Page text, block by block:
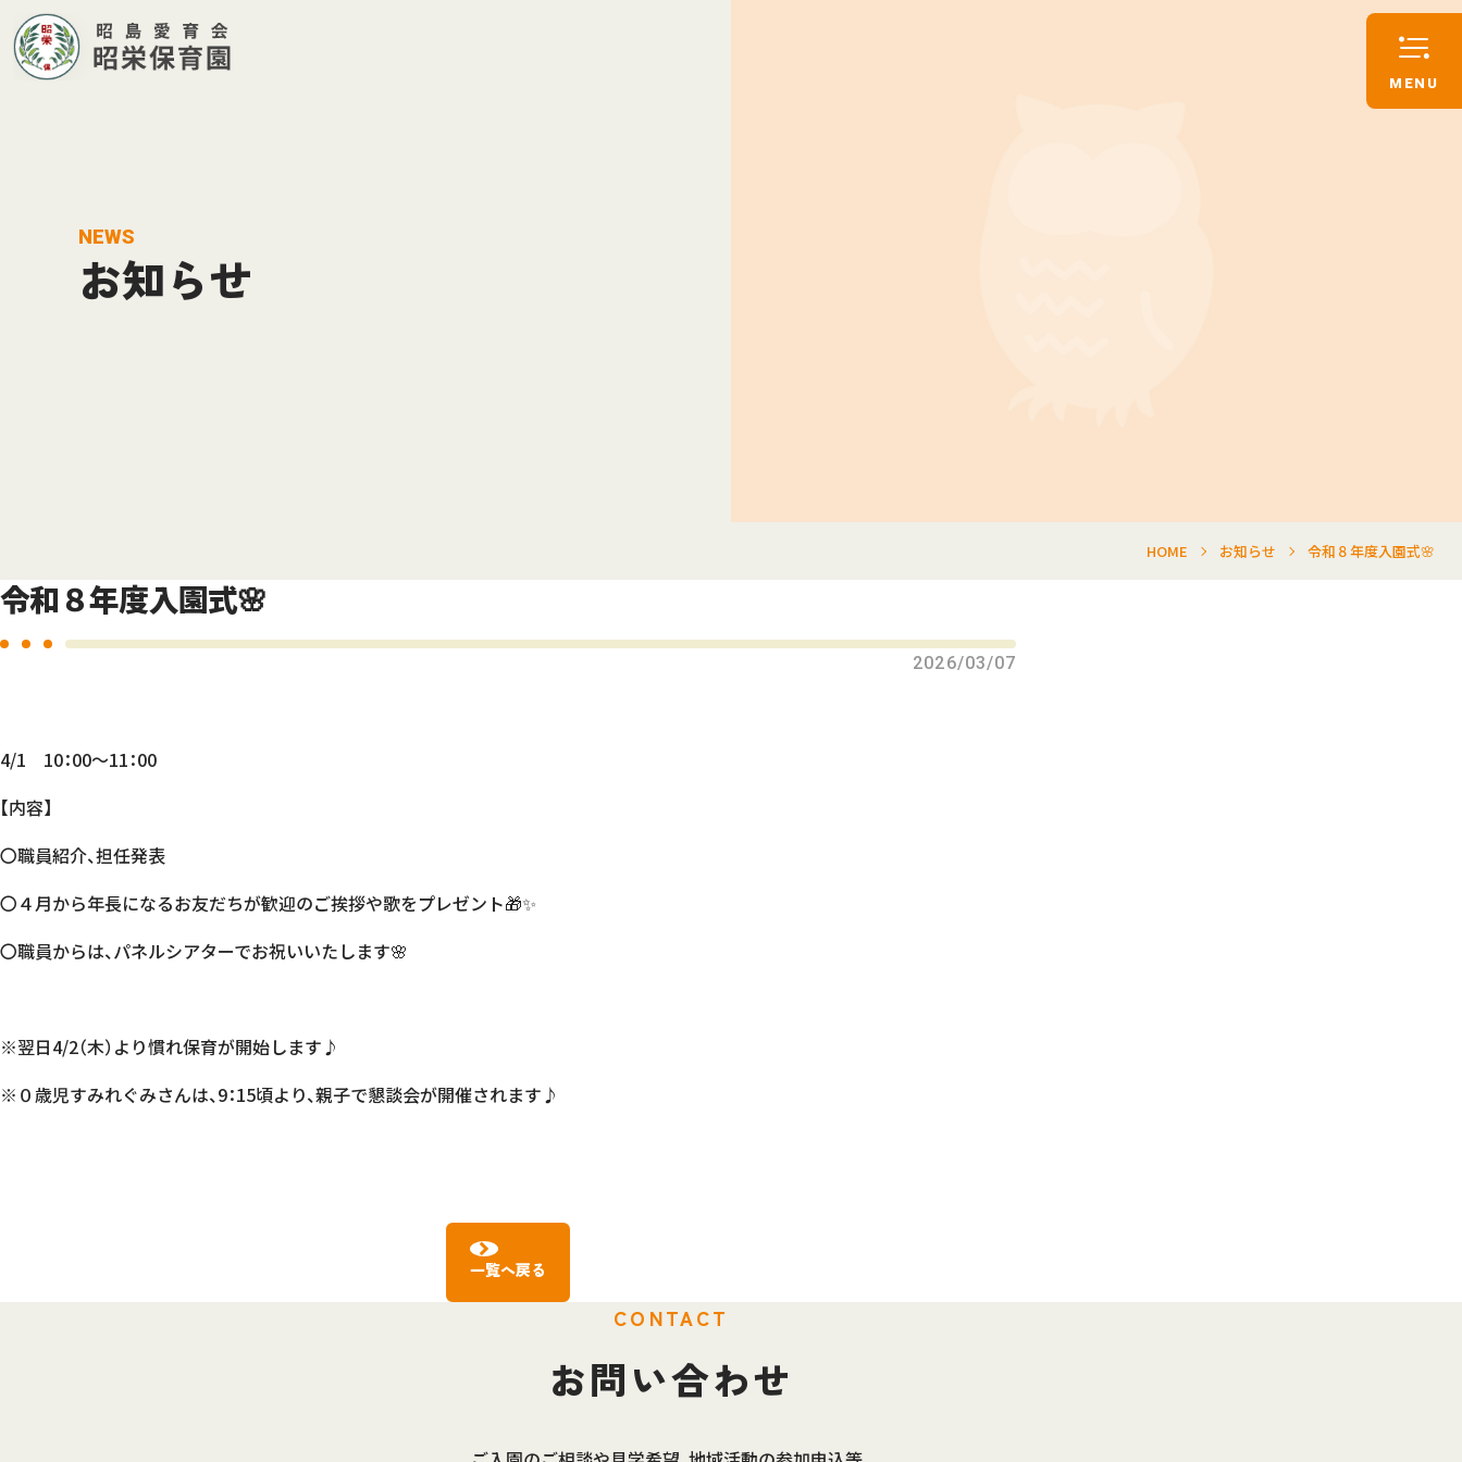
NEWS
お知らせ
HOME お知らせ 令和８年度入園式🌸
令和８年度入園式🌸
2026/03/07
4/1 10：00～11：00
【内容】
〇職員紹介、担任発表
〇４月から年長になるお友だちが歓迎のご挨拶や歌をプレゼント🎁✨
〇職員からは、パネルシアターでお祝いいたします🌸
※翌日4/2（木）より慣れ保育が開始します♪
※０歳児すみれぐみさんは、9：15頃より、親子で懇談会が開催されます♪
一覧へ戻る
お問い合わせ